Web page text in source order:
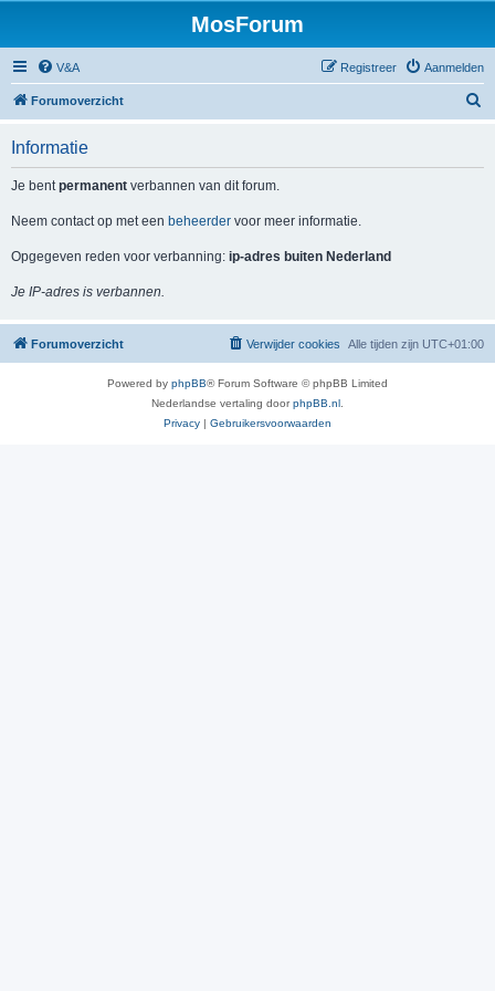
MosForum
V&A Aanmelden
Registreer
Forumoverzicht
Informatie
Je bentpermanent verbannen van dit forum.
Neem contact op met een beheerder voor meer informatie.
Opgegeven reden voor verbanning: ip-adres buiten Nederland
Je IP-adres is verbannen.
Forumoverzicht Alle tijden zijn UTC+01:00
Verwijder cookies
Powered by phpBB® Forum Software © phpBB Limited
Nederlandse vertaling doorphpBB.nl
Privacy | Gebruikersvoorwaarden